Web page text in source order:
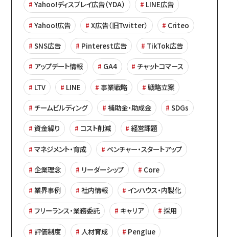
Yahoo!ディスプレイ広告（YDA） LINE広告
Yahoo!広告 X広告（旧Twitter） Criteo
SNS広告 Pinterest広告 TikTok広告
アップデート情報 GA4 チャットコマース
LTV LINE 事業戦略 戦略立案
チームビルディング 補助金・助成金 SDGs
資金繰り コスト削減 経営課題
マネジメント・育成 ベンチャー・スタートアップ
企業理念 リーダーシップ Core
業界事例 社内情報 インハウス・内製化
フリーランス・業務委託 キャリア 採用
評価制度 人材育成 Penglue